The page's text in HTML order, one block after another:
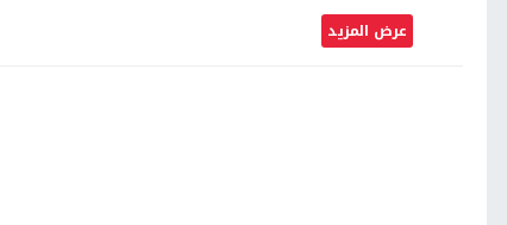
عرض المزيد